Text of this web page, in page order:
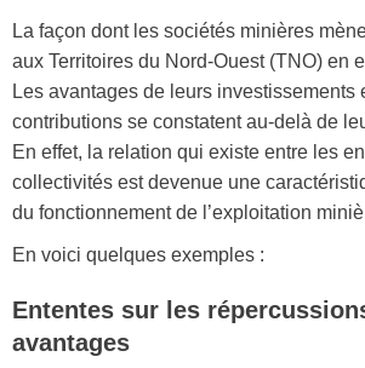
La façon dont les sociétés minières
aux Territoires du Nord-Ouest (TNO) en
Les avantages de leurs investissements
contributions se constatent au-delà de
En effet, la relation qui existe entre les
collectivités est devenue une
du fonctionnement de l’exploitation
En voici quelques exemples :
Ententes sur les
avantages